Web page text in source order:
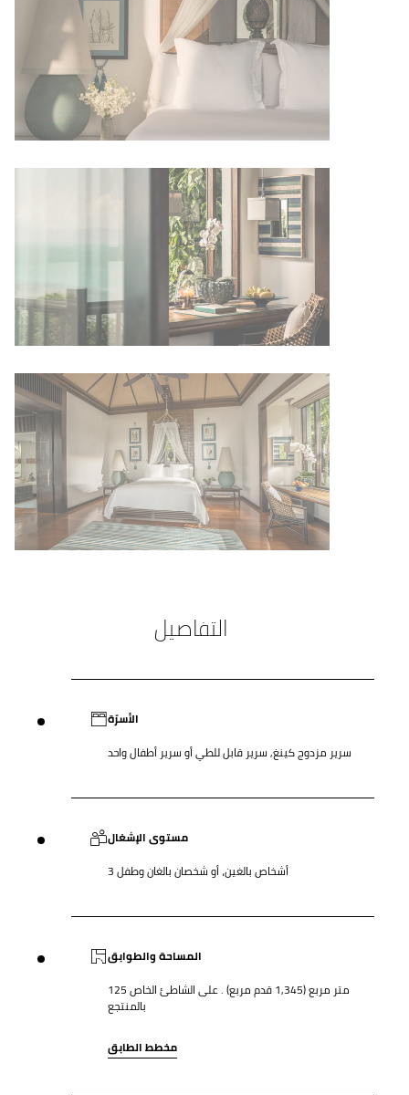
التفاصيل
الأسرّة
سرير مزدوج كينغ, سرير قابل للطي أو سرير أطفال واحد
مستوى الإشغال
3 أشخاص بالغين، أو شخصان بالغان وطفل
المساحة والطوابق
125 متر مربع (1,345 قدم مربع) . على الشاطئ الخاص
بالمنتجع
مخطط الطابق